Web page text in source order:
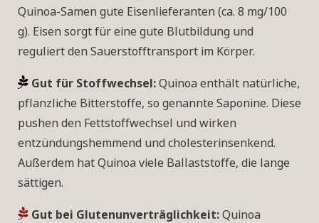
Quinoa-Samen gute Eisenlieferanten (ca. 8 mg/100
g). Eisen sorgt für eine gute Blutbildung und
reguliert den Sauerstofftransport im Körper.
Gut für Stoffwechsel:Quinoa enthält natürliche,
pflanzliche Bitterstoffe, so genannte Saponine. Diese
pushen den Fettstoffwechsel und wirken
entzündungshemmend und cholesterinsenkend.
Außerdem hat Quinoa viele Ballaststoffe, die lange
sättigen.
Gut bei Glutenunverträglichkeit:Quinoa